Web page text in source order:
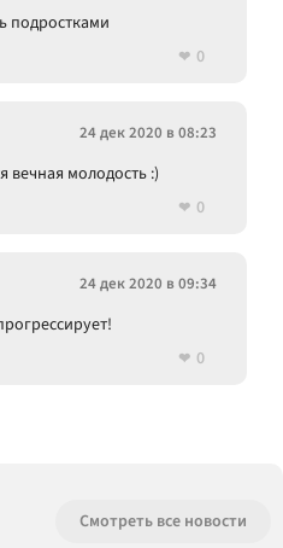
подростками
0
24 дек 2020 в 08:23
вечная молодость :)
0
24 дек 2020 в 09:34
0
Смотреть все новости